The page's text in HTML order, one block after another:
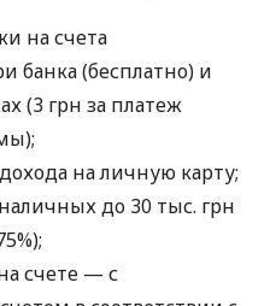
на счета
банка (бесплатно) и
(3 грн за платеж
на личную карту;
до 30 тыс. грн
счете — с